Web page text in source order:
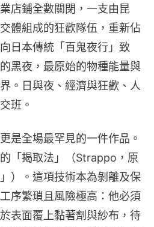
店鋪全數關閉，一支由昆
體組成的狂歡隊伍，重新佔
日本傳統「百鬼夜行」致
黑夜，最原始的物種能量與
。日與夜、經濟與狂歡、人
班。
是全場最罕見的一件作品。
「揭取法」（Strappo，原
）。這項技術本為剝離及保
序繁瑣且風險極高：他必須
表面覆上黏著劑與紗布，待